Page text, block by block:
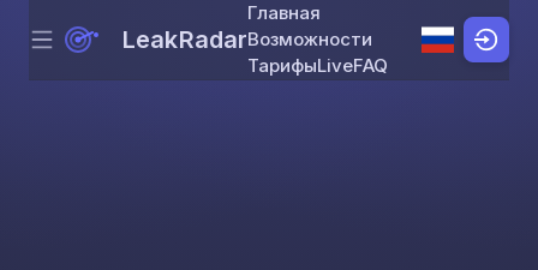
Skip to content
Menu LeakRadar
Главная
Возможности
ТарифыLiveFAQ